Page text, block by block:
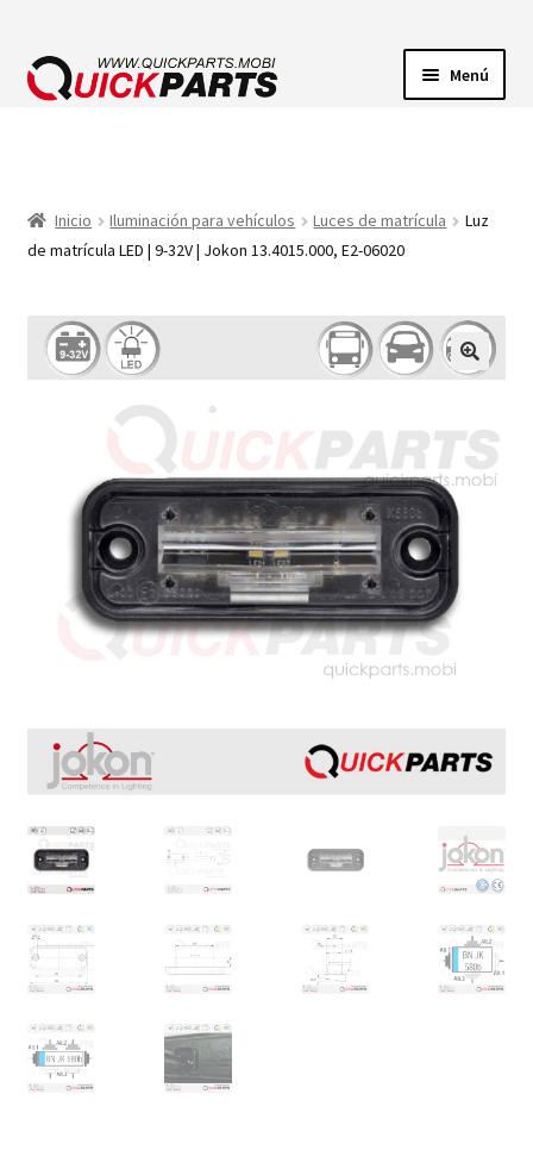
Menú
CLAXONES
Inicio Iluminación para vehículos Luces de matrícula
Luz
de matrícula LED | 9-32V | Jokon 13.4015.000, E2-06020